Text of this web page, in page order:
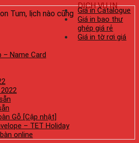
Tum, lịch nào cũng
DỊCH VỤ IN
Giá in Catalogue
Giá in bao thư
ghép giá rẻ
Giá in tờ rơi giá
– Name Card
Gỗ [Cập nhật]
– TET Holiday
online